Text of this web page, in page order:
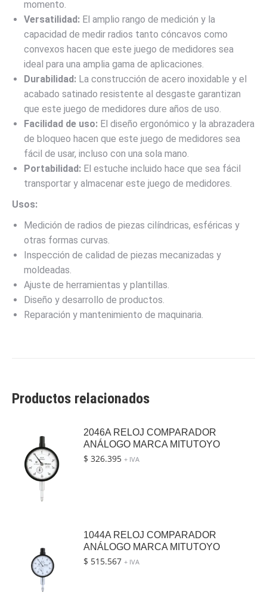
momento.
Versatilidad: El amplio rango de medición y la
capacidad de medir radios tanto cóncavos como
convexos hacen que este juego de medidores sea
ideal para una amplia gama de aplicaciones.
Durabilidad: La construcción de acero inoxidable y el
acabado satinado resistente al desgaste garantizan
que este juego de medidores dure años de uso.
Facilidad de uso: El diseño ergonómico y la abrazadera
de bloqueo hacen que este juego de medidores sea
fácil de usar, incluso con una sola mano.
Portabilidad: El estuche incluido hace que sea fácil
transportar y almacenar este juego de medidores.
Usos:
Medición de radios de piezas cilíndricas, esféricas y
otras formas curvas.
Inspección de calidad de piezas mecanizadas y
moldeadas.
Ajuste de herramientas y plantillas.
Diseño y desarrollo de productos.
Reparación y mantenimiento de maquinaria.
Productos relacionados
2046A RELOJ COMPARADOR
ANÁLOGO MARCA MITUTOYO
$ 326.395 + IVA
1044A RELOJ COMPARADOR
ANÁLOGO MARCA MITUTOYO
$ 515.567 + IVA